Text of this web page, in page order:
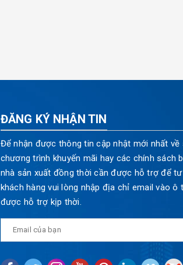
ĐĂNG KÝ NHẬN TIN
Để nhận được thông tin cập nhật mới nhất về
chương trình khuyến mãi hay các chính sách
nhà sản xuất đồng thời cần được hỗ trợ để tư
khách hàng vui lòng nhập địa chỉ email vào ô
được hỗ trợ kịp thời.